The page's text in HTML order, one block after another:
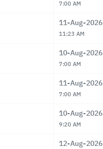
7:00 AM
11-Aug-2026
11:23 AM
10-Aug-2026
7:00 AM
11-Aug-2026
7:00 AM
10-Aug-2026
9:20 AM
12-Aug-2026